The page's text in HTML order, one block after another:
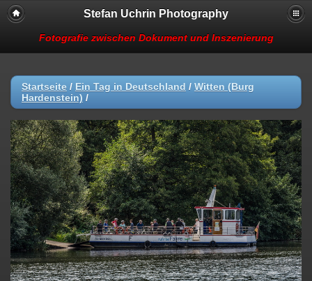
Stefan Uchrin Photography
Fotografie zwischen Dokument und Inszenierung
Startseite / Ein Tag in Deutschland / Witten (Burg
Hardenstein) /